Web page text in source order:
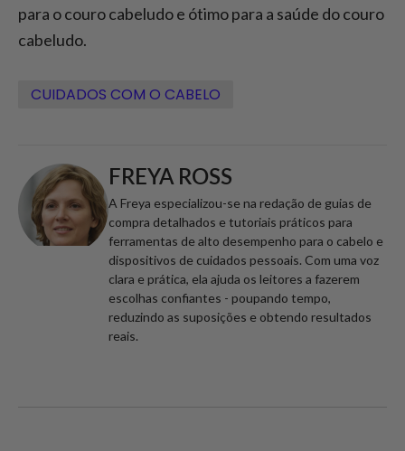
para o couro cabeludo e ótimo para a saúde do couro
cabeludo.
CUIDADOS COM O CABELO
FREYA ROSS
A Freya especializou-se na redação de guias de
compra detalhados e tutoriais práticos para
ferramentas de alto desempenho para o cabelo e
dispositivos de cuidados pessoais. Com uma voz
clara e prática, ela ajuda os leitores a fazerem
escolhas confiantes - poupando tempo,
reduzindo as suposições e obtendo resultados
reais.